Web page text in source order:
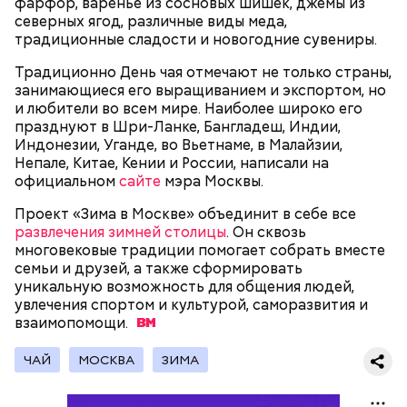
северных ягод, различные виды меда,
традиционные сладости и новогодние сувениры.
Традиционно День чая отмечают не только страны,
занимающиеся его выращиванием и экспортом, но
и любители во всем мире. Наиболее широко его
празднуют в Шри-Ланке, Бангладеш, Индии,
Индонезии, Уганде, во Вьетнаме, в Малайзии,
Непале, Китае, Кении и России, написали на
официальномсайте мэра Москвы.
Проект «Зима в Москве» объединит в себе все
развлечения зимней столицы. Он сквозь
многовековые традиции помогает собрать вместе
семьи и друзей, а также сформировать
уникальную возможность для общения людей,
увлечения спортом и культурой, саморазвития и
взаимопомощи.
ЧАЙ МОСКВА ЗИМА
В настоящее время велоинфраструктура «Зеленого
кольца» реализована в пяти округах города,
смогут как отдыхать, так и ездить по делам по
реализованным велополосам и велодорожкам.
стал прототипом жилища Мастера. Но согласно
самой популярной — это подвал дома № 9, что в
Мансуровском переулке. Здесь жили друзья
Булгакова — братья Топлениновы. Писатель часто
приходил к ним в гости и работал над «Мастером и
Маргаритой».
Символом Московского зоопарка является дикий
кот — манул Тимофей. С ним можно даже немного
поиграть, конечно же, за защитным стеклом.
гостями зоопарка.
Топ-10 милых зверят, которые
появились на свет в Московском
зоопарке
Более 40 тысяч пассажиров
теплоходов принял Северный
речной вокзал в июне